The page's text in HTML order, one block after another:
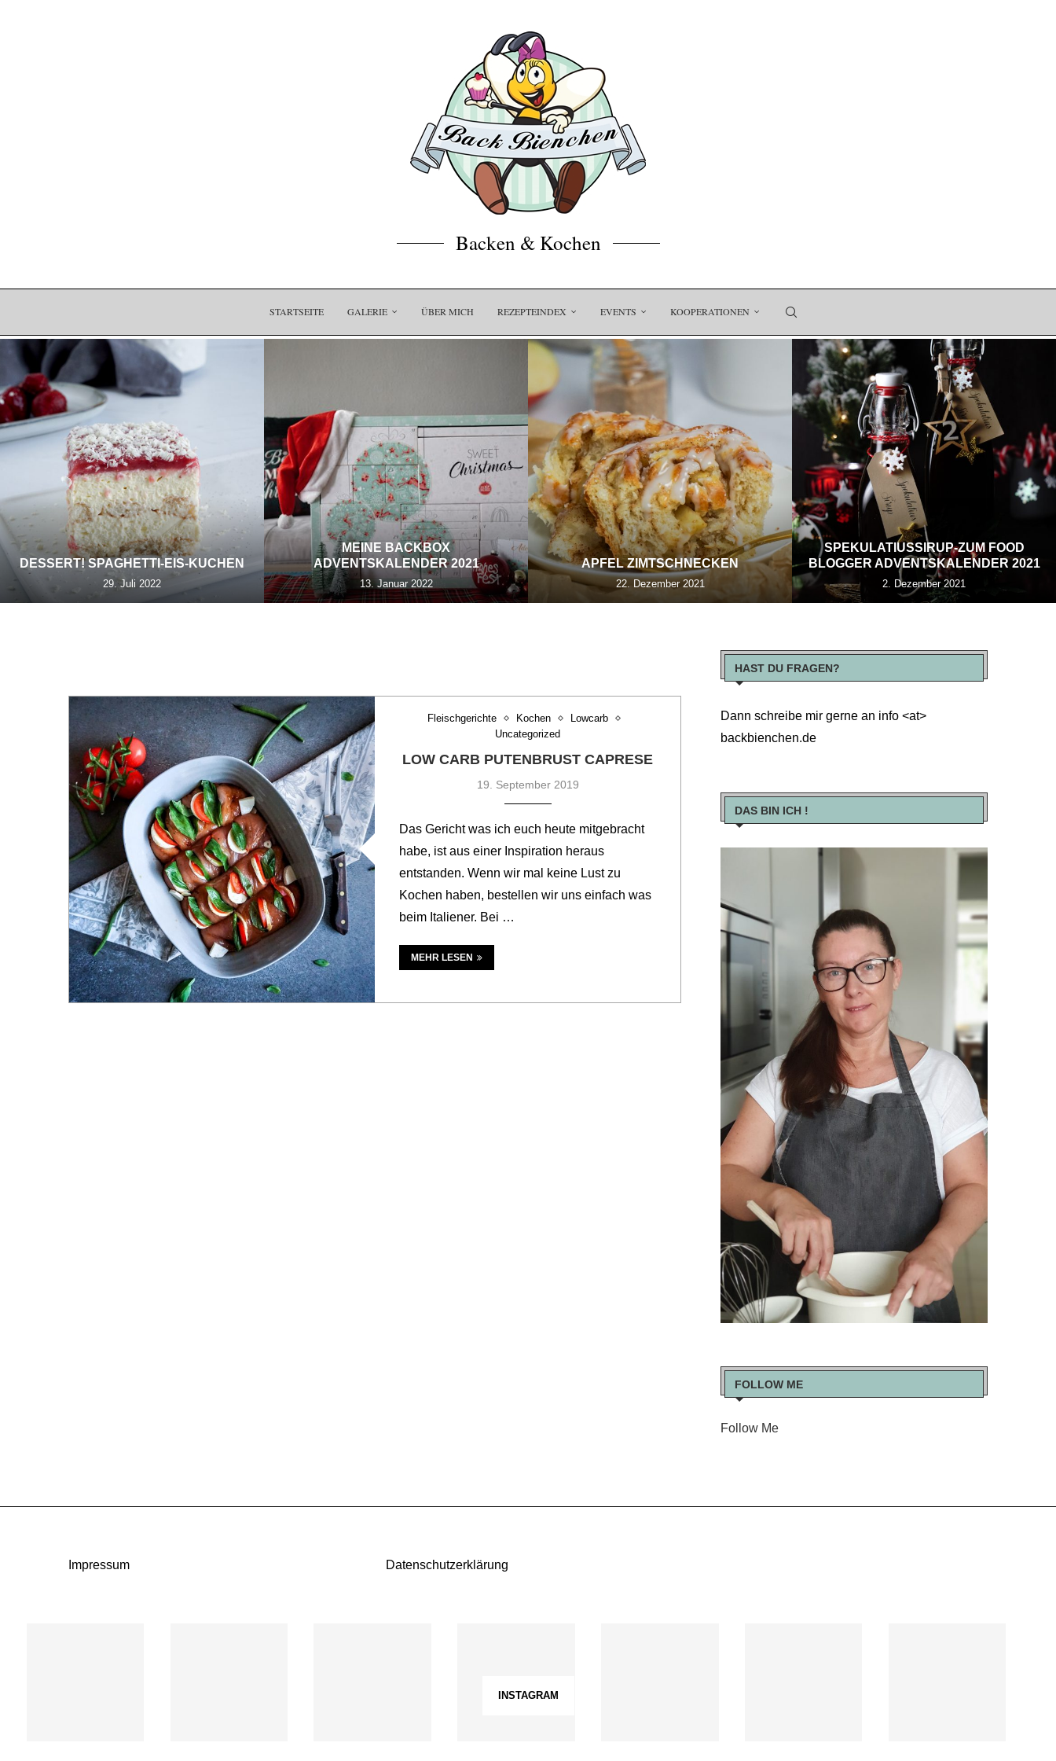
Backen & Kochen
STARTSEITE GALERIE ÜBER MICH REZEPTEINDEX EVENTS KOOPERATIONEN
DESSERT! SPAGHETTI-EIS-KUCHEN
29. Juli 2022
MEINE BACKBOX
ADVENTSKALENDER 2021
13. Januar 2022
APFEL ZIMTSCHNECKEN
22. Dezember 2021
SPEKULATIUSSIRUP-ZUM FOOD
BLOGGER ADVENTSKALENDER 2021
2. Dezember 2021
Fleischgerichte Kochen
Lowcarb
Uncategorized
LOW CARB PUTENBRUST CAPRESE
19. September 2019
Das Gericht was ich euch heute mitgebracht
habe, ist aus einer Inspiration heraus
entstanden. Wenn wir mal keine Lust zu
Kochen haben, bestellen wir uns einfach was
beim Italiener. Bei …
MEHR LESEN
HAST DU FRAGEN?
Dann schreibe mir gerne an info <at>
backbienchen.de
DAS BIN ICH !
FOLLOW ME
Follow Me
Impressum Datenschutzerklärung
INSTAGRAM